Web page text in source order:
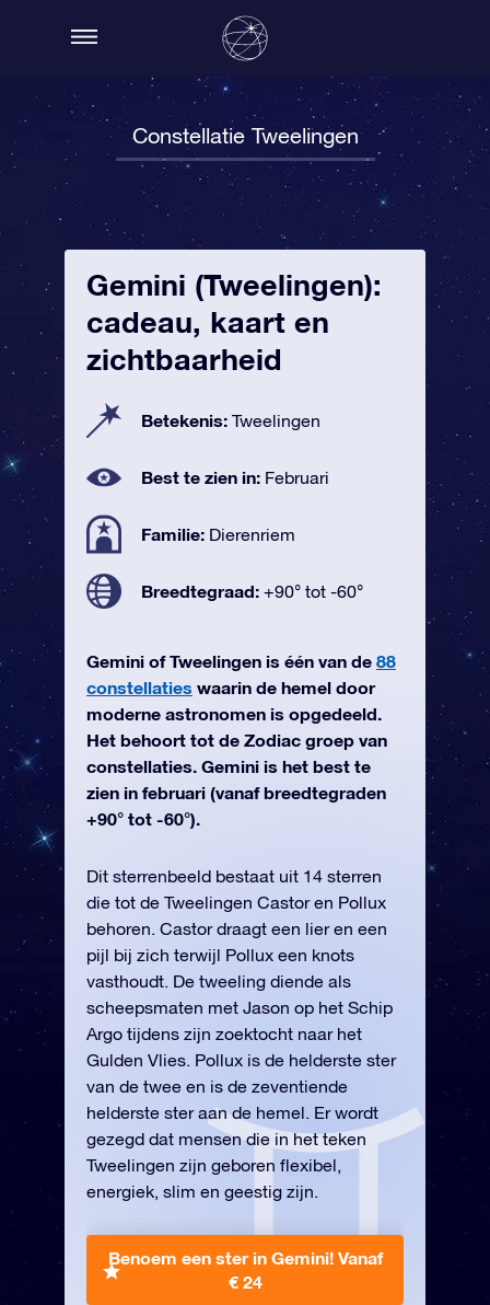
Constellatie Tweelingen
Gemini (Tweelingen):
cadeau, kaart en
zichtbaarheid
Betekenis: Tweelingen
Best te zien in: Februari
Familie: Dierenriem
Breedtegraad: +90° tot -60°
Gemini of Tweelingen is één van de 88
constellaties waarin de hemel door
moderne astronomen is opgedeeld.
Het behoort tot de Zodiac groep van
constellaties. Gemini is het best te
zien in februari (vanaf breedtegraden
+90° tot -60°).
Dit sterrenbeeld bestaat uit 14 sterren
die tot de Tweelingen Castor en Pollux
behoren. Castor draagt een lier en een
pijl bij zich terwijl Pollux een knots
vasthoudt. De tweeling diende als
scheepsmaten met Jason op het Schip
Argo tijdens zijn zoektocht naar het
Gulden Vlies. Pollux is de helderste ster
van de twee en is de zeventiende
helderste ster aan de hemel. Er wordt
gezegd dat mensen die in het teken
Tweelingen zijn geboren flexibel,
energiek, slim en geestig zijn.
Benoem een ster in Gemini! Vanaf
€ 24